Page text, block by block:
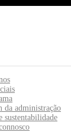
da administração
sustentabilidade